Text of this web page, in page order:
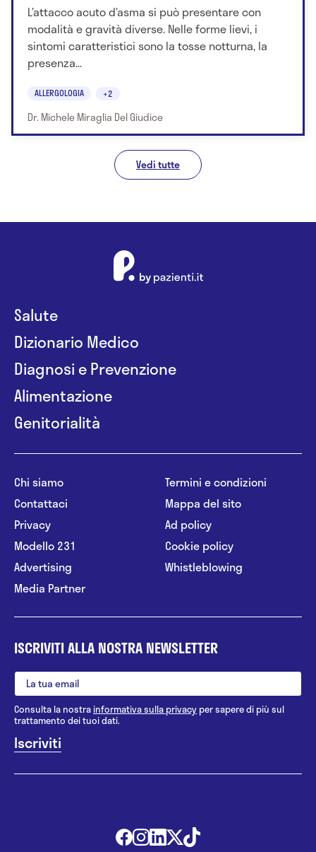
L’attacco acuto d’asma si può presentare con
modalità e gravità diverse. Nelle forme lievi, i
sintomi caratteristici sono la tosse notturna, la
presenza...
ALLERGOLOGIA +2
Dr. Michele Miraglia Del Giudice
Vedi tutte
Salute
Dizionario Medico
Diagnosi e Prevenzione
Alimentazione
Genitorialità
Chi siamo
Contattaci
Privacy
Modello 231
Advertising
Media Partner
Termini e condizioni
Mappa del sito
Ad policy
Cookie policy
Whistleblowing
ISCRIVITI ALLA NOSTRA NEWSLETTER
Consulta la nostrainformativa sulla privacy per sapere di più sul
trattamento dei tuoi dati.